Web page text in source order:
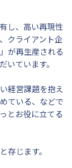
し、高い再現性
クライアント企
が再生産される
ています。
経営課題を抱え
ている、などで
とお役に立てる
存じます。